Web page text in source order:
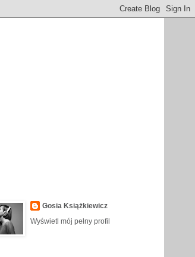
Gosia Książkiewicz
Wyświetl mój pełny profil